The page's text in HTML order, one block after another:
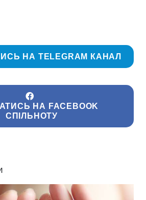
НА TELEGRAM КАНАЛ
НА FACEBOOK
СПІЛЬНОТУ